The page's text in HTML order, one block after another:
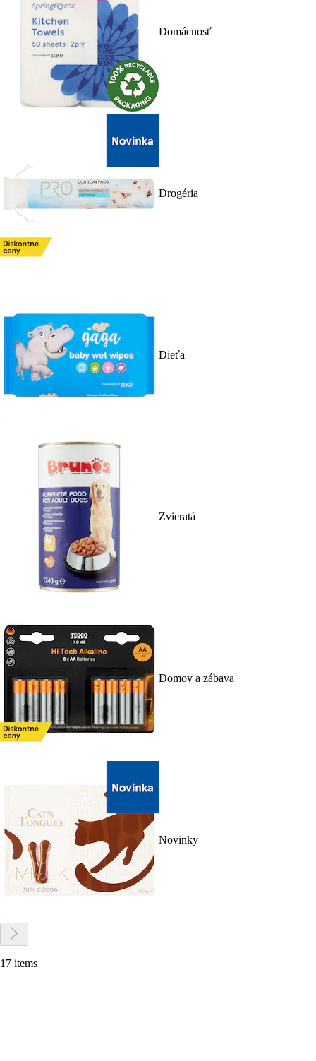
Domácnosť
Drogéria
Dieťa
Zvieratá
Domov a zábava
Novinky
17 items